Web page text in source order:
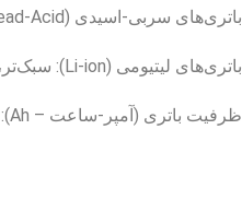
باتری‌های سربی-اسیدی (Sealed Lead-Acid): معمول‌تر و ارزان‌تر، اما سنگین‌تر و با عمر کوتاه‌تر.
باتری‌های لیتیومی (Li-ion): سبک‌تر، عمر طولانی‌تر، شارژ سریع‌تر، اما گران‌قیمت‌تر.
ظرفیت باتری (آمپر-ساعت – Ah): تعیین می‌کند ماشین پس از هر بار شارژ چقدر کار می‌کند (معمولاً بین ۱ تا ۳ ساعت).